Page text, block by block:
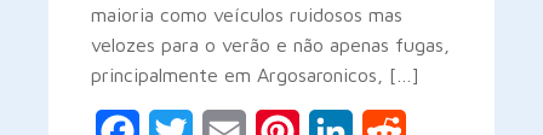
maioria como veículos ruidosos mas
velozes para o verão e não apenas fugas,
principalmente em Argosaronicos, […]